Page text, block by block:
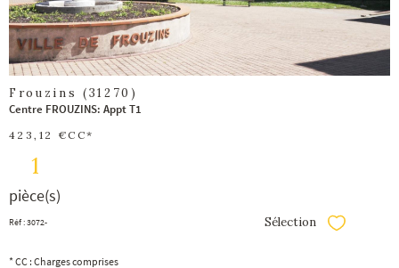
Frouzins (31270)
Centre FROUZINS: Appt T1
423,12 €CC*
1
pièce(s)
Réf : 3072- Sélection Sélectionner
* CC : Charges comprises